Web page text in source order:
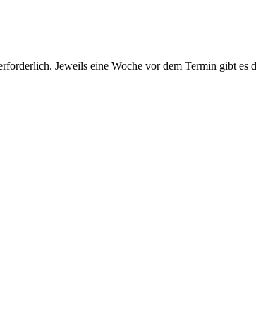
Jeweils eine Woche vor dem Termin gibt